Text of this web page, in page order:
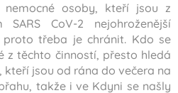
nemocné osoby, kteří jsou z
CoV-2 nejohroženější
třeba je chránit. Kdo se
z těchto činností, přesto hledá
jsou od rána do večera na
takže i ve Kdyni se našly